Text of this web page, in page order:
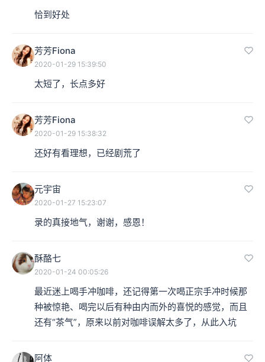
恰到好处
芳芳Fiona
2020-01-29 15:39:50
太短了，长点多好
芳芳Fiona
2020-01-29 15:38:32
还好有看理想，已经剧荒了
元宇宙
2020-01-27 15:23:07
录的真接地气，谢谢，感恩！
酥酪七
2020-01-24 00:05:26
最近迷上喝手冲咖啡，还记得第一次喝正宗手冲时候那
种被惊艳、喝完以后有种由内而外的喜悦的感觉，而且
还有“茶气”，原来以前对咖啡误解太多了，从此入坑
阿体